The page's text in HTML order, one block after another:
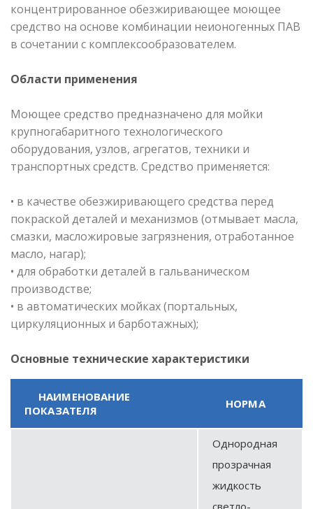
концентрированное обезжиривающее моющее
средство на основе комбинации неионогенных ПАВ
в сочетании с комплексообразователем.
Области применения
Моющее средство предназначено для мойки
крупногабаритного технологического
оборудования, узлов, агрегатов, техники и
транспортных средств. Средство применяется:
• в качестве обезжиривающего средства перед
покраской деталей и механизмов (отмывает масла,
смазки, масложировые загрязнения, отработанное
масло, нагар);
• для обработки деталей в гальваническом
производстве;
• в автоматических мойках (портальных,
циркуляционных и барботажных);
Основные технические характеристики
НАИМЕНОВАНИЕ
ПОКАЗАТЕЛЯ
НОРМА
Однородная
прозрачная
жидкость
светло-